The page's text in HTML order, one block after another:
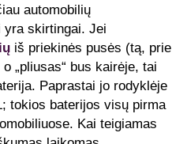
automobilių
yra skirtingai. Jei
iš priekinės pusės (tą, prie
„pliusas“ bus kairėje, tai
Paprastai jo rodyklėje
tokios baterijos visų pirma
Kai teigiamas